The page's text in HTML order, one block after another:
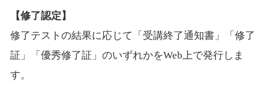
【修了認定】
修了テストの結果に応じて「受講終了通知書」「修了
証」「優秀修了証」のいずれかをWeb上で発行しま
す。